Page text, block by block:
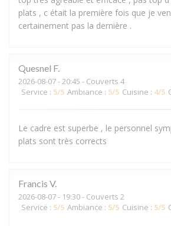
plats , c était la première fois que je
certainement pas la dernière .
Quesnel F
2026-08-07- 20:45 - Couverts 4
Service : 5/5 Ambiance : 5/5 Cuisine : 4/5
Le cadre est superbe , le personnel
plats sont très corrects
Francis V
2026-08-07- 19:30 - Couverts 2
Service : 5/5 Ambiance : 5/5 Cuisine : 5/5